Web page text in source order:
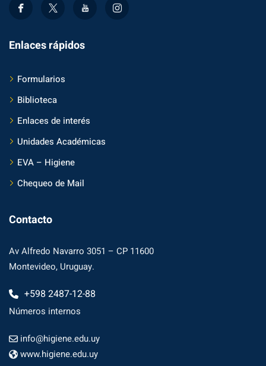
Enlaces rápidos
Formularios
Biblioteca
Enlaces de interés
Unidades Académicas
EVA – Higiene
Chequeo de Mail
Contacto
Av Alfredo Navarro 3051 – CP 11600
Montevideo, Uruguay.
+598 2487-12-88
Números internos
info@higiene.edu.uy
www.higiene.edu.uy